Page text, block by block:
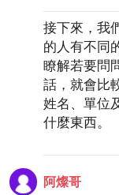
接下來，我
的人有不同
瞭解若要問
話，就會比
姓名、單位
什麼東西。
阿燦哥